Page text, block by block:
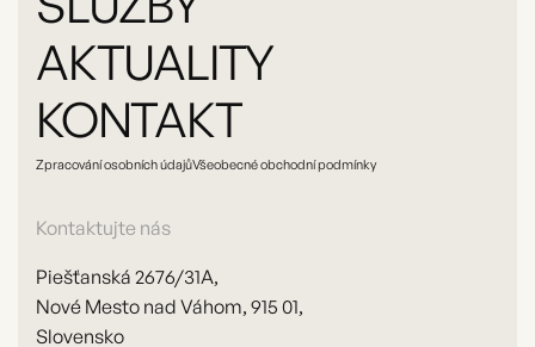
AKTUALITY
KONTAKT
Zpracování osobních údajůVšeobecné obchodní podmínky
Kontaktujte nás
Piešťanská 2676/31A,
Nové Mesto nad Váhom, 915 01,
Slovensko